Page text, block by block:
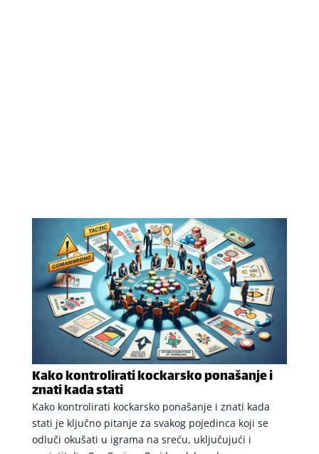
Kako kontrolirati kockarsko ponašanje i
znati kada stati
Kako kontrolirati kockarsko ponašanje i znati kada
stati je ključno pitanje za svakog pojedinca koji se
odluči okušati u igrama na sreću, uključujući i